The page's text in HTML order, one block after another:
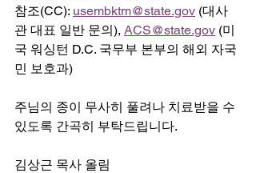
참조(CC): usembktm@state.gov (대사
관 대표 일반 문의), ACS@state.gov (미
국 워싱턴 D.C. 국무부 본부의 해외 자국
민 보호과)
주님의 종이 무사히 풀려나 치료받을 수
있도록 간곡히 부탁드립니다.
김상근 목사 올림